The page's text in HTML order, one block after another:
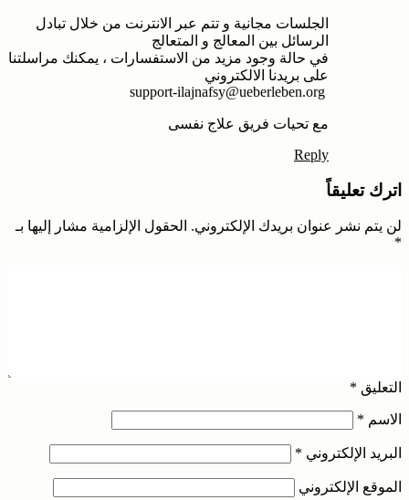
الجلسات مجانية و تتم عبر الانترنت من خلال تبادل
الرسائل بين المعالج و المتعالج
في حالة وجود مزيد من الاستفسارات ، يمكنك مراسلتنا
على بريدنا الالكتروني
مع تحيات فريق علاج نفسى
Reply
اترك تعليقاً
لن يتم نشر عنوان بريدك الإلكتروني. الحقول الإلزامية مشار إليها بـ
*
التعليق *
الاسم *
البريد الإلكتروني *
الموقع الإلكتروني